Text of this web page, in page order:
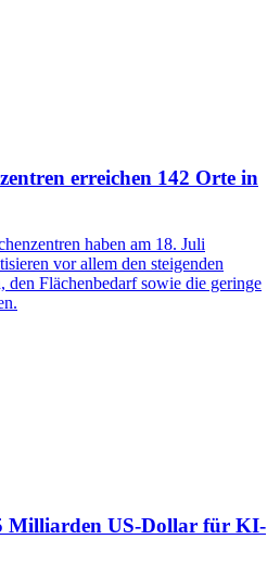
erreichen 142 Orte in
haben am 18. Juli
vor allem den steigenden
den Flächenbedarf sowie die geringe
Milliarden US-Dollar für KI-